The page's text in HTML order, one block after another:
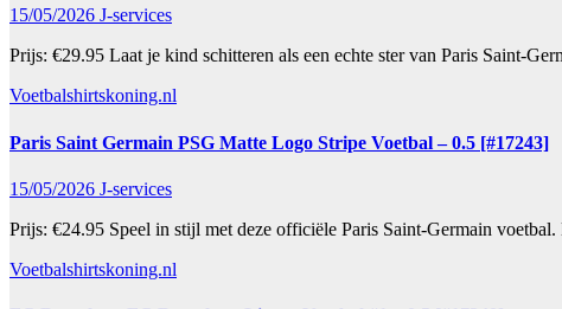
15/05/2026 J-services
Prijs: €29.95 Laat je kind schitteren als een echte ster van Paris Saint-
Voetbalshirtskoning.nl
Paris Saint Germain PSG Matte Logo Stripe Voetbal – 0.5 [#17243]
15/05/2026 J-services
Prijs: €24.95 Speel in stijl met deze officiële Paris Saint-Germain
Voetbalshirtskoning.nl